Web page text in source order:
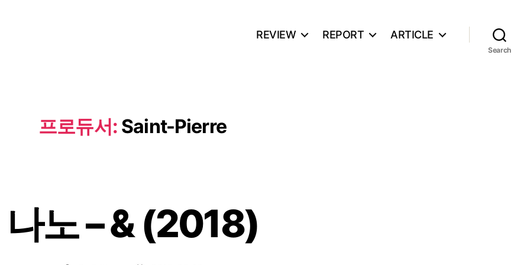
REVIEW REPORT ARTICLE
Search
프로듀서: Saint-Pierre
나노 – & (2018)